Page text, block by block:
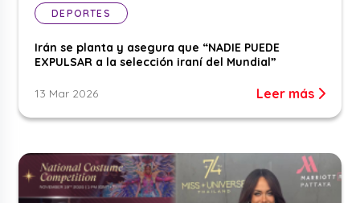
DEPORTES
Irán se planta y asegura que “NADIE PUEDE
EXPULSAR a la selección iraní del Mundial”
13 Mar 2026 Leer más